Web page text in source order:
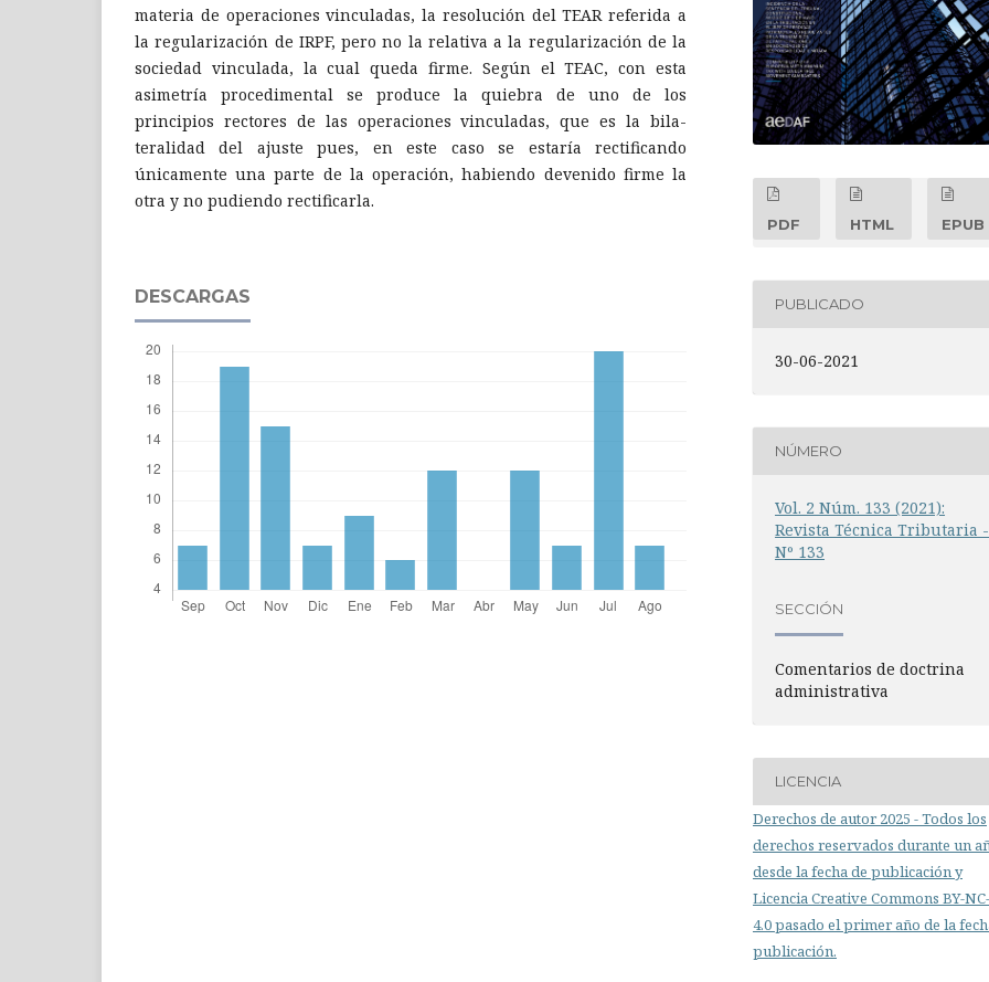
materia de opera­ciones vinculadas, la resolución del TEAR referida a
la regularización de IRPF, pero no la relativa a la regularización de la
sociedad vinculada, la cual queda firme. Según el TEAC, con esta
asimetría procedimental se produce la quiebra de uno de los
principios rectores de las operaciones vinculadas, que es la bila-
teralidad del ajuste pues, en este caso se estaría rectificando
únicamente una parte de la operación, habiendo devenido firme la
otra y no pudiendo rectifi­carla.
DESCARGAS
PDF HTML EPUB
PUBLICADO
30-06-2021
NÚMERO
Vol. 2 Núm. 133 (2021):
Revista Técnica Tributaria -
Nº 133
SECCIÓN
Comentarios de doctrina
administrativa
LICENCIA
Derechos de autor 2025 - Todos los
derechos reservados durante un
desde la fecha de publicación y
Licencia Creative Commons BY-
4.0 pasado el primer año de la
publicación.